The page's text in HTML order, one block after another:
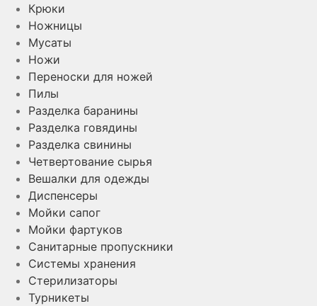
Крюки
Ножницы
Мусаты
Ножи
Переноски для ножей
Пилы
Разделка баранины
Разделка говядины
Разделка свинины
Четвертование сырья
Вешалки для одежды
Диспенсеры
Мойки сапог
Мойки фартуков
Санитарные пропускники
Системы хранения
Стерилизаторы
Турникеты